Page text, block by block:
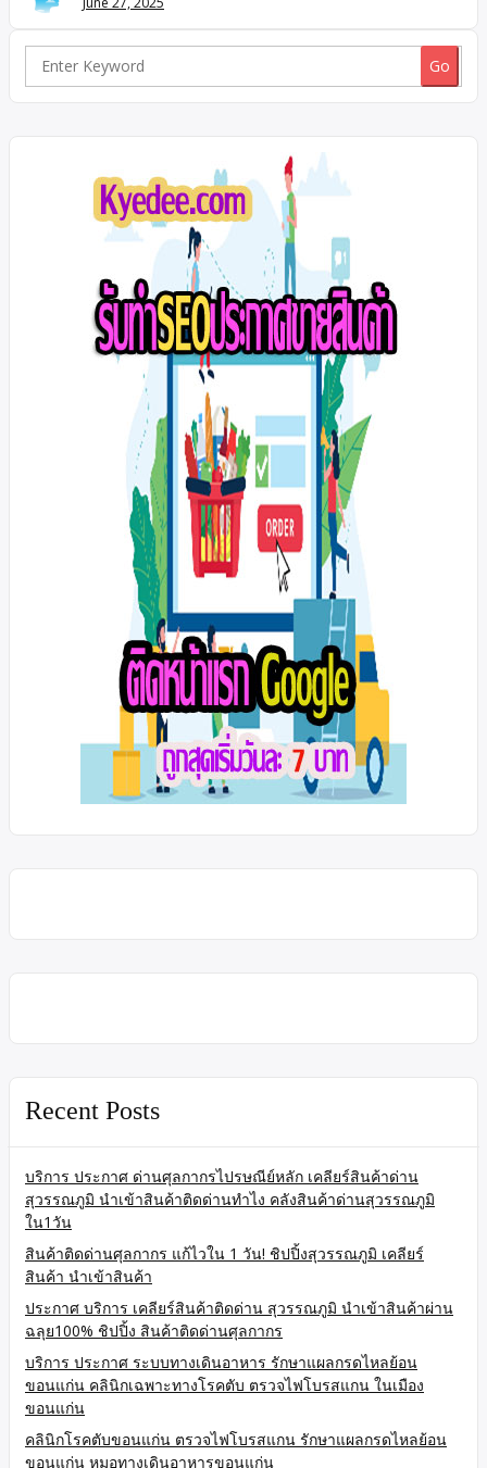
ใกล้ฟิวเจอร์พาร์ครังสิต ราคาถูก กู้ได้สูง กู้ได้เกิน ขายบ้านราคาถูก,
พาร์ครังสิต ราคาถูก กู้ได้สูง กู้ได้เกิน ขายทาวน์โฮมราคาถูกที่สุดใน
โครงการ เดอะพาเลต พร้อมเงินเหลือ ทาวน์โฮม 2ชั้น คลองหลวง
ปทุมธานี กู้ได้เต็ม! กู้ได้เกิน! เฟอร์ครบ […]
Search
Recent Posts
บริการ ประกาศ ด่านศุลกากรไปรษณีย์หลัก เคลียร์สินค้าด่าน
สุวรรณภูมิ นำเข้าสินค้าติดด่านทำไง คลังสินค้าด่านสุวรรณภูมิ
ใน1วัน
สินค้าติดด่านศุลกากร แก้ไวใน 1 วัน! ชิปปิ้งสุวรรณภูมิ เคลียร์
สินค้า นำเข้าสินค้า
ประกาศ บริการ เคลียร์สินค้าติดด่าน สุวรรณภูมิ นำเข้าสินค้าผ่าน
ฉลุย100% ชิปปิ้ง สินค้าติดด่านศุลกากร
บริการ ประกาศ ระบบทางเดินอาหาร รักษาแผลกรดไหลย้อน
ขอนแก่น คลินิกเฉพาะทางโรคตับ ตรวจไฟโบรสแกน ในเมือง
ขอนแก่น
คลินิกโรคตับขอนแก่น ตรวจไฟโบรสแกน รักษาแผลกรดไหลย้อน
ขอนแก่น หมอทางเดินอาหารขอนแก่น